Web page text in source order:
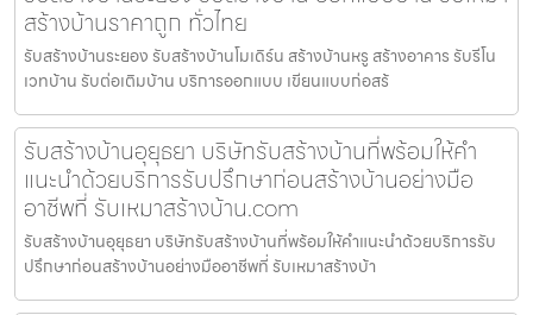
สร้างบ้านราคาถูก ทั่วไทย
รับสร้างบ้านระยอง รับสร้างบ้านโมเดิร์น สร้างบ้านหรู สร้างอาคาร รับรีโน
เวทบ้าน รับต่อเติมบ้าน บริการออกแบบ เขียนแบบก่อสร้
รับสร้างบ้านอุยุธยา บริษัทรับสร้างบ้านที่พร้อมให้คำ
แนะนำด้วยบริการรับปรึกษาก่อนสร้างบ้านอย่างมือ
อาชีพที่ รับเหมาสร้างบ้าน.com
รับสร้างบ้านอุยุธยา บริษัทรับสร้างบ้านที่พร้อมให้คำแนะนำด้วยบริการรับ
ปรึกษาก่อนสร้างบ้านอย่างมืออาชีพที่ รับเหมาสร้างบ้า